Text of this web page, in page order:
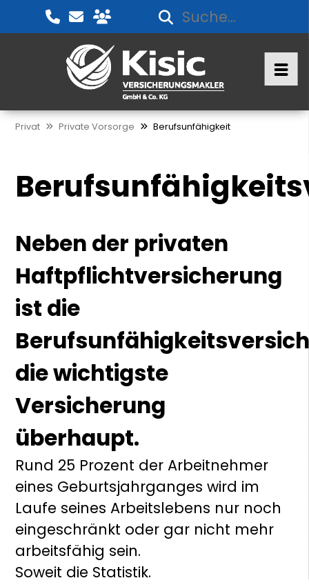
Privat Private Vorsorge Berufsunfähigkeit
Neben der privaten
Haftpflichtversicherung
ist die
die wichtigste
Versicherung
überhaupt.
Rund 25 Prozent der Arbeitnehmer
eines Geburtsjahrganges wird im
Laufe seines Arbeitslebens nur noch
eingeschränkt oder gar nicht mehr
arbeitsfähig sein.
Soweit die Statistik.